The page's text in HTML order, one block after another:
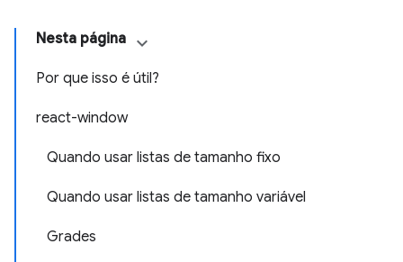
Nesta página
Por que isso é útil?
react-window
Quando usar listas de tamanho fixo
Quando usar listas de tamanho variável
Grades